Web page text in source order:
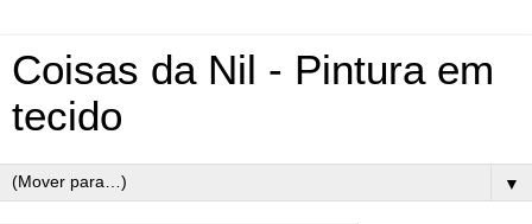
Coisas da Nil - Pintura em
tecido
▼